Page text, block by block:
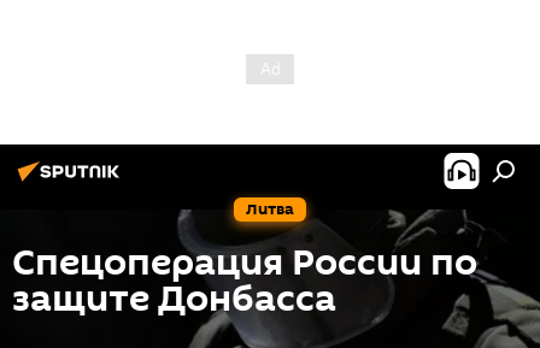
Литва
Спецоперация России по
защите Донбасса